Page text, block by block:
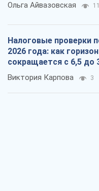
Ольга Айвазовская
Налоговые проверки
2026 года: как
сокращается с 6,5 до
Виктория Карпова 3